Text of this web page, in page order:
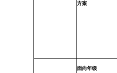
方案
面向年级